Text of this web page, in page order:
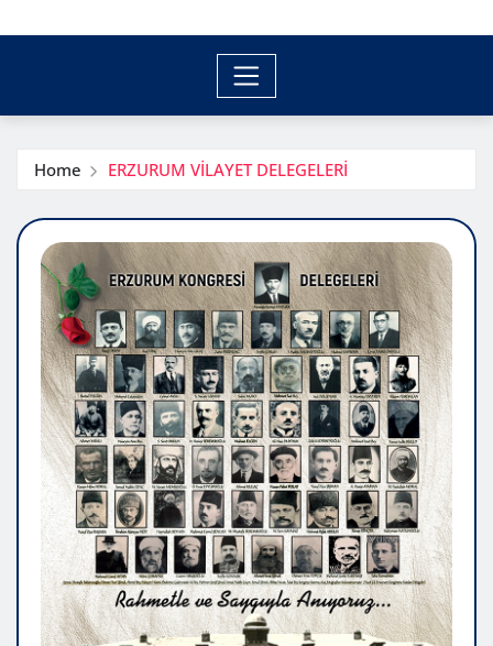
Home ERZURUM VİLAYET DELEGELERİ